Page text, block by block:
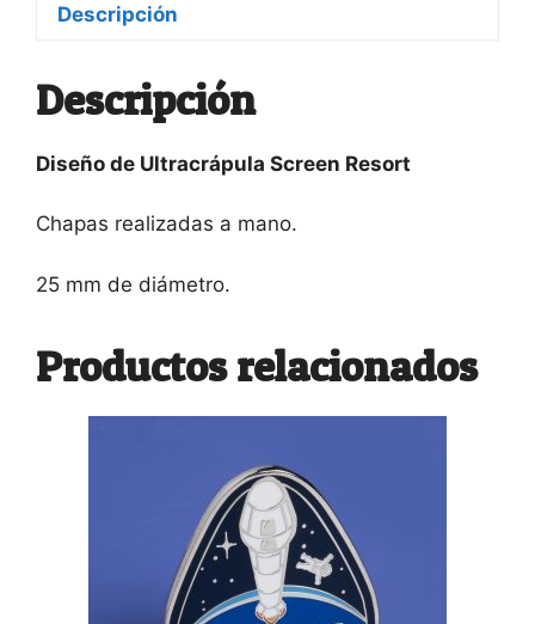
Descripción
Descripción
Diseño de Ultracrápula Screen Resort
Chapas realizadas a mano.
25 mm de diámetro.
Productos relacionados